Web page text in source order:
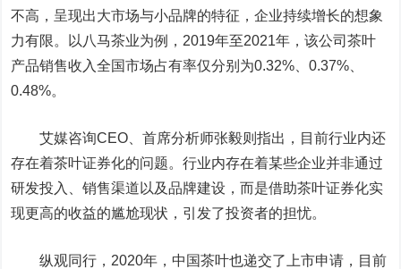
不高，呈现出大市场与小品牌的特征，企业持续增长的想象
力有限。以八马茶业为例，2019年至2021年，该公司茶叶
产品销售收入全国市场占有率仅分别为0.32%、0.37%、
0.48%。
艾媒咨询CEO、首席分析师张毅则指出，目前行业内还
存在着茶叶证券化的问题。行业内存在着某些企业并非通过
研发投入、销售渠道以及品牌建设，而是借助茶叶证券化实
现更高的收益的尴尬现状，引发了投资者的担忧。
纵观同行，2020年，中国茶叶也递交了上市申请，目前